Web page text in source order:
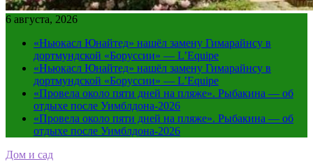
6 августа, 2026
«Ньюкасл Юнайтед» нашёл замену Гимарайнсу в
дортмундской «Боруссии» — L’Equipe
«Ньюкасл Юнайтед» нашёл замену Гимарайнсу в
дортмундской «Боруссии» — L’Equipe
«Провела около пяти дней на пляже». Рыбакина — об
отдыхе после Уимблдона-2026
«Провела около пяти дней на пляже». Рыбакина — об
отдыхе после Уимблдона-2026
Дом и сад